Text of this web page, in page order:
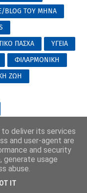
BLOG ΤΟΥ ΜΗΝΑ
ΠΑΣΧΑ
ΥΓΕΙΑ
ΦΙΛΑΡΜΟΝΙΚΗ
ΖΩΗ
των εξόδων
Βασίλειου στις 07-08-
deliver its services
and user-agent are
and security
generate usage
abuse.
IT